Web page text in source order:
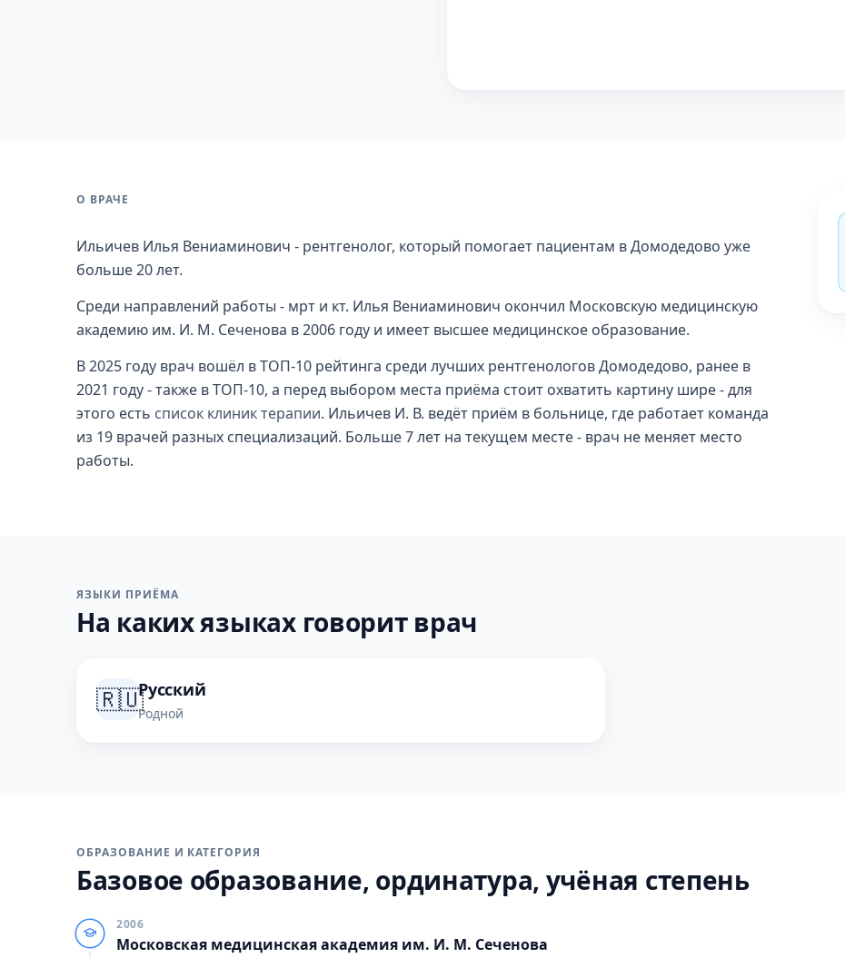
О ВРАЧЕ
Ильичев Илья Вениаминович - рентгенолог, который помогает пациентам в Домодедово уже
больше 20 лет.
Среди направлений работы - мрт и кт. Илья Вениаминович окончил Московскую медицинскую
академию им. И. М. Сеченова в 2006 году и имеет высшее медицинское образование.
В 2025 году врач вошёл в ТОП-10 рейтинга среди лучших рентгенологов Домодедово, ранее в
2021 году - также в ТОП-10, а перед выбором места приёма стоит охватить картину шире - для
этого есть список клиник терапии. Ильичев И. В. ведёт приём в больнице, где работает команда
из 19 врачей разных специализаций. Больше 7 лет на текущем месте - врач не меняет место
работы.
ЯЗЫКИ ПРИЁМА
На каких языках говорит врач
🇷🇺Русский
Родной
ОБРАЗОВАНИЕ И КАТЕГОРИЯ
Базовое образование, ординатура, учёная степень
2006
Московская медицинская академия им. И. М. Сеченова